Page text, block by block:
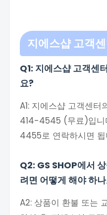
지에스샵 고객
Q1: 지에스샵 고객센
요?
A1: 지에스샵 고객센
414-4545 (무료)입니
4455로 연락하시면 됩
Q2: GS SHOP에서
려면 어떻게 해야 하
A2: 상품이 환불 또는